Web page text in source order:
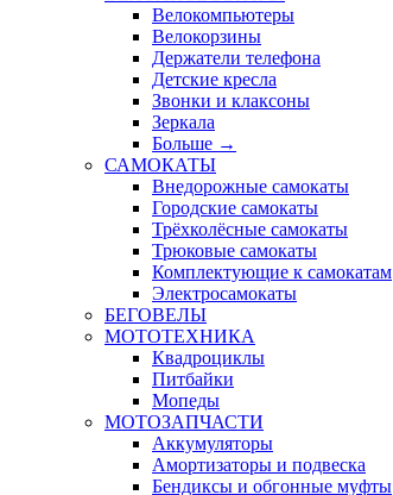
Велокомпьютеры
Велокорзины
Держатели телефона
Детские кресла
Звонки и клаксоны
Зеркала
Больше →
САМОКАТЫ
Внедорожные самокаты
Городские самокаты
Трёхколёсные самокаты
Трюковые самокаты
Комплектующие к самокатам
Электросамокаты
БЕГОВЕЛЫ
МОТОТЕХНИКА
Квадроциклы
Питбайки
Мопеды
МОТОЗАПЧАСТИ
Аккумуляторы
Амортизаторы и подвеска
Бендиксы и обгонные муфты